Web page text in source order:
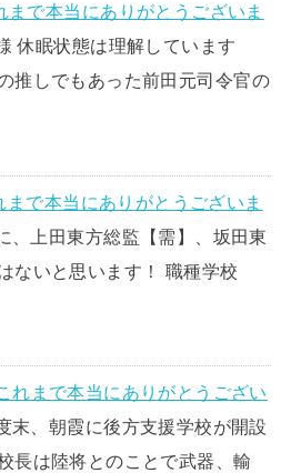
まで本当にありがとうございま
休眠状態は理解しています
推しでもあった前田元司令官の
まで本当にありがとうございま
、上田東方総監【需】、坂田東
ないと思います！ 職種学校
れまで本当にありがとうござい
末、朝霞に後方支援学校が開設
長は陸将とのことで武器、輸